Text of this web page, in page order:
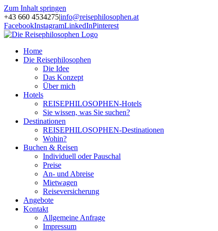
Zum Inhalt springen
+43 660 4534275|info@reisephilosophen.at
FacebookInstagramLinkedInPinterest
Home
Die Reisephilosophen
Die Idee
Das Konzept
Über mich
Hotels
REISEPHILOSOPHEN-Hotels
Sie wissen, was Sie suchen?
Destinationen
REISEPHILOSOPHEN-Destinationen
Wohin?
Buchen & Reisen
Individuell oder Pauschal
Preise
An- und Abreise
Mietwagen
Reiseversicherung
Angebote
Kontakt
Allgemeine Anfrage
Impressum